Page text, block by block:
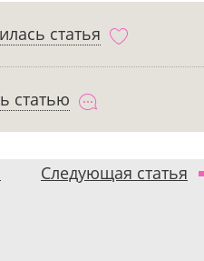
статья
статью
Следующая статья